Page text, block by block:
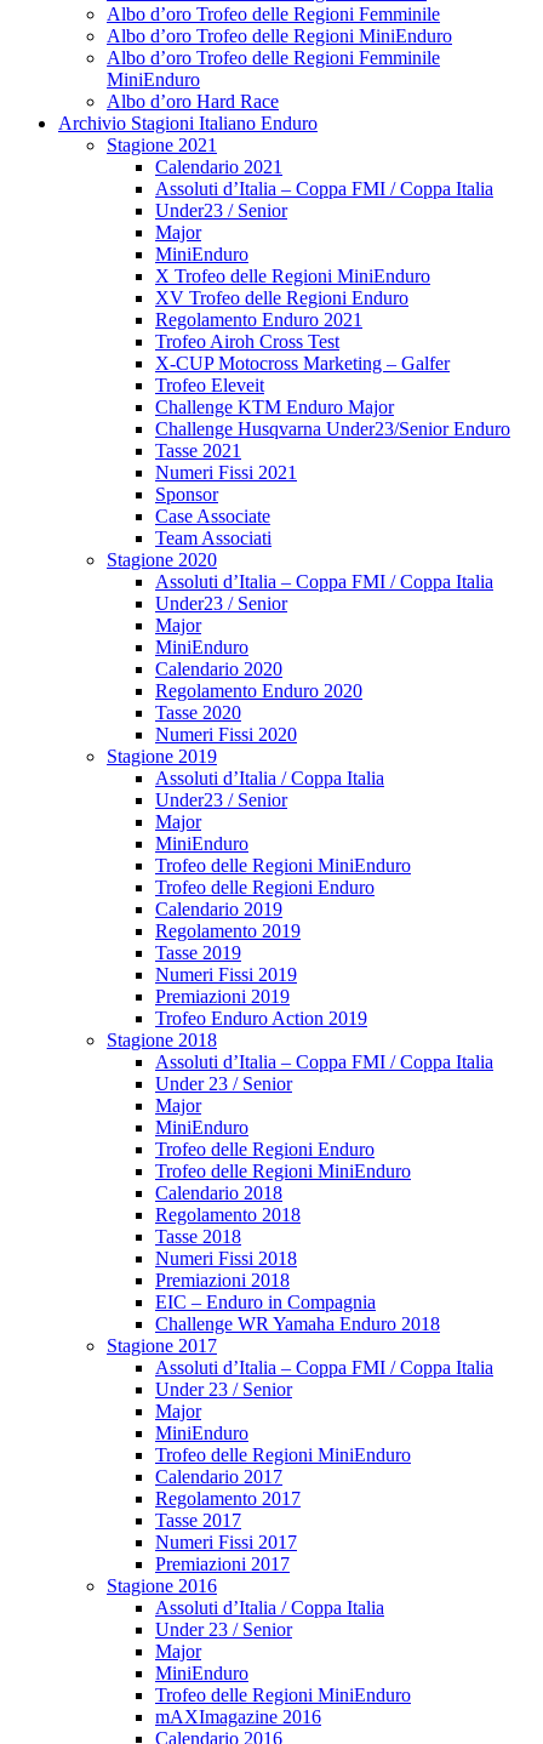
Albo d’oro Trofeo delle Regioni Femminile
Albo d’oro Trofeo delle Regioni MiniEnduro
Albo d’oro Trofeo delle Regioni Femminile
MiniEnduro
Albo d’oro Hard Race
Archivio Stagioni Italiano Enduro
Stagione 2021
Calendario 2021
Assoluti d’Italia – Coppa FMI / Coppa Italia
Under23 / Senior
Major
MiniEnduro
X Trofeo delle Regioni MiniEnduro
XV Trofeo delle Regioni Enduro
Regolamento Enduro 2021
Trofeo Airoh Cross Test
X-CUP Motocross Marketing – Galfer
Trofeo Eleveit
Challenge KTM Enduro Major
Challenge Husqvarna Under23/Senior Enduro
Tasse 2021
Numeri Fissi 2021
Sponsor
Case Associate
Team Associati
Stagione 2020
Assoluti d’Italia – Coppa FMI / Coppa Italia
Under23 / Senior
Major
MiniEnduro
Calendario 2020
Regolamento Enduro 2020
Tasse 2020
Numeri Fissi 2020
Stagione 2019
Assoluti d’Italia / Coppa Italia
Under23 / Senior
Major
MiniEnduro
Trofeo delle Regioni MiniEnduro
Trofeo delle Regioni Enduro
Calendario 2019
Regolamento 2019
Tasse 2019
Numeri Fissi 2019
Premiazioni 2019
Trofeo Enduro Action 2019
Stagione 2018
Assoluti d’Italia – Coppa FMI / Coppa Italia
Under 23 / Senior
Major
MiniEnduro
Trofeo delle Regioni Enduro
Trofeo delle Regioni MiniEnduro
Calendario 2018
Regolamento 2018
Tasse 2018
Numeri Fissi 2018
Premiazioni 2018
EIC – Enduro in Compagnia
Challenge WR Yamaha Enduro 2018
Stagione 2017
Assoluti d’Italia – Coppa FMI / Coppa Italia
Under 23 / Senior
Major
MiniEnduro
Trofeo delle Regioni MiniEnduro
Calendario 2017
Regolamento 2017
Tasse 2017
Numeri Fissi 2017
Premiazioni 2017
Stagione 2016
Assoluti d’Italia / Coppa Italia
Under 23 / Senior
Major
MiniEnduro
Trofeo delle Regioni MiniEnduro
mAXImagazine 2016
Calendario 2016